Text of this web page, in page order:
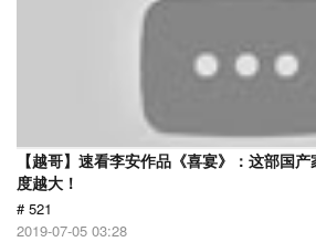
【越哥】速看李安作品《喜宴》：这部国
度越大！
# 521
2019-07-05 03:28